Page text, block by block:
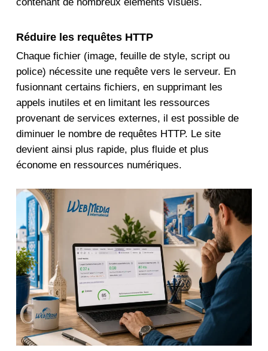
Réduire les requêtes HTTP
Chaque fichier (image, feuille de style, script ou
police) nécessite une requête vers le serveur. En
fusionnant certains fichiers, en supprimant les
appels inutiles et en limitant les ressources
provenant de services externes, il est possible de
diminuer le nombre de requêtes HTTP. Le site
devient ainsi plus rapide, plus fluide et plus
économe en ressources numériques.